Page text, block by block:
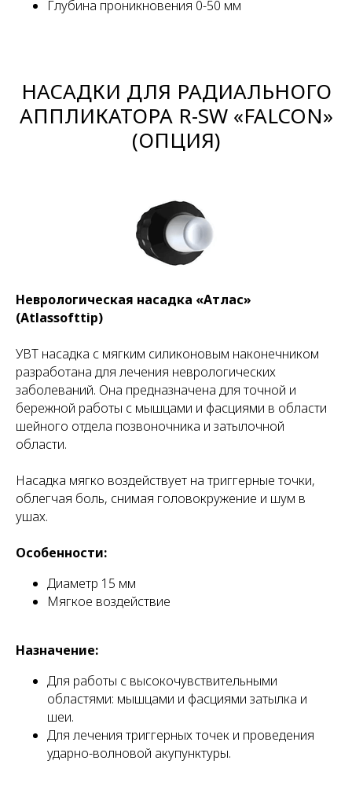
Глубина проникновения 0-50 мм
НАСАДКИ ДЛЯ РАДИАЛЬНОГО
АППЛИКАТОРА R-SW «FALCON»
(ОПЦИЯ)
Неврологическая насадка «Атлас»
(Atlassofttip)
УВТ насадка с мягким силиконовым наконечником
разработана для лечения неврологических
заболеваний. Она предназначена для точной и
бережной работы с мышцами и фасциями в области
шейного отдела позвоночника и затылочной
области.
Насадка мягко воздействует на триггерные точки,
облегчая боль, снимая головокружение и шум в
ушах.
Особенности:
Диаметр 15 мм
Мягкое воздействие
Назначение:
Для работы с высокочувствительными
областями: мышцами и фасциями затылка и
шеи.
Для лечения триггерных точек и проведения
ударно-волновой акупунктуры.